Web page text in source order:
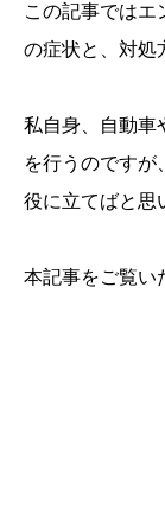
この記事ではエ
の症状と、対処
私自身、自動車
を行うのですが
役に立てばと思
本記事をご覧い